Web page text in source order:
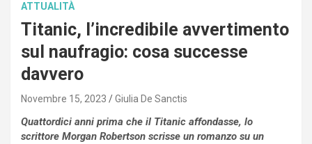
ATTUALITÀ
Titanic, l’incredibile avvertimento
sul naufragio: cosa successe
davvero
Novembre 15, 2023 Giulia De Sanctis
Quattordici anni prima che il Titanic affondasse, lo
scrittore Morgan Robertson scrisse un romanzo su un